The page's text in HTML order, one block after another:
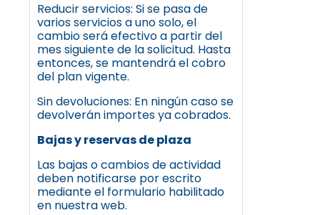
Reducir servicios: Si se pasa de
varios servicios a uno solo, el
cambio será efectivo a partir del
mes siguiente de la solicitud. Hasta
entonces, se mantendrá el cobro
del plan vigente.
Sin devoluciones: En ningún caso se
devolverán importes ya cobrados.
Bajas y reservas de plaza
Las bajas o cambios de actividad
deben notificarse por escrito
mediante el formulario habilitado
en nuestra web.